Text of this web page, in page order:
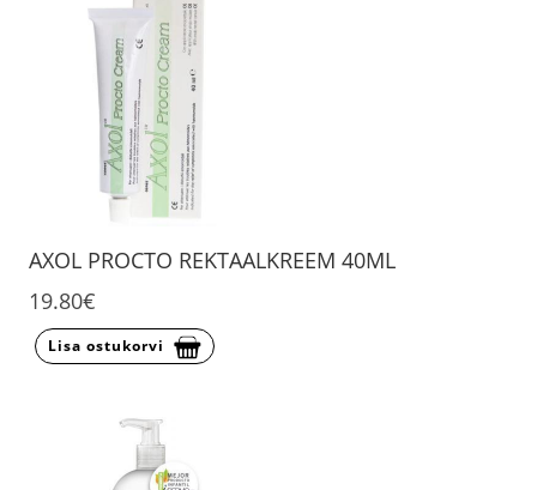
AXOL PROCTO REKTAALKREEM 40ML
19.80€
Lisa ostukorvi